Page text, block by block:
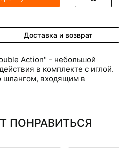
Доставка и возврат
Action" - небольшой
в комплекте с иглой.
шлангом, входящим в
ПОНРАВИТЬСЯ